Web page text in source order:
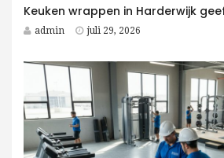
admin juli 29, 2026